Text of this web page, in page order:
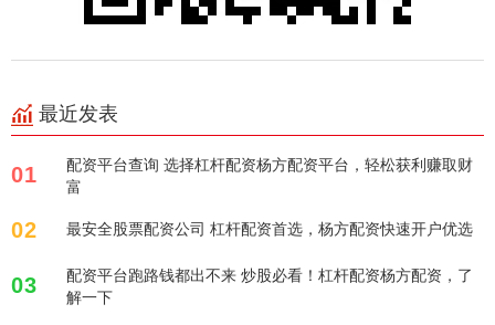
最近发表
01
配资平台查询 选择杠杆配资杨方配资平台，轻松获利赚取财
富
02 最安全股票配资公司 杠杆配资首选，杨方配资快速开户优选
03
配资平台跑路钱都出不来 炒股必看！杠杆配资杨方配资，了
解一下